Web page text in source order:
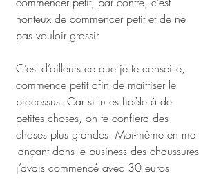
honteux de commencer petit et de ne
pas vouloir grossir.
C’est d’ailleurs ce que je te conseille,
commence petit afin de maitriser le
processus. Car si tu es fidèle à de
petites choses, on te confiera des
choses plus grandes. Moi-même en me
lançant dans le business des chaussures
j’avais commencé avec 30 euros.